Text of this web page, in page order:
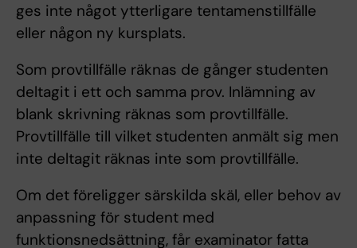
ges inte något ytterligare tentamenstillfälle
eller någon ny kursplats.
Som provtillfälle räknas de gånger studenten
deltagit i ett och samma prov. Inlämning av
blank skrivning räknas som provtillfälle.
Provtillfälle till vilket studenten anmält sig men
inte deltagit räknas inte som provtillfälle.
Om det föreligger särskilda skäl, eller behov av
anpassning för student med
funktionsnedsättning, får examinator fatta